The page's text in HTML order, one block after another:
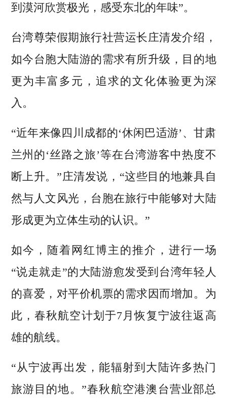
到漠河欣赏极光，感受东北的年味”。
台湾尊荣假期旅行社营运长庄清发介绍，
如今台胞大陆游的需求有所升级，目的地
更为丰富多元，追求的文化体验更为深
入。
“近年来像四川成都的‘休闲巴适游’、甘肃
兰州的‘丝路之旅’等在台湾游客中热度不
断上升。”庄清发说，“这些目的地兼具自
然与人文风光，台胞在旅行中能够对大陆
形成更为立体生动的认识。”
如今，随着网红博主的推介，进行一场
“说走就走”的大陆游愈发受到台湾年轻人
的喜爱，对平价机票的需求因而增加。为
此，春秋航空计划于7月恢复宁波往返高
雄的航线。
“从宁波再出发，能辐射到大陆许多热门
旅游目的地。”春秋航空港澳台营业部总